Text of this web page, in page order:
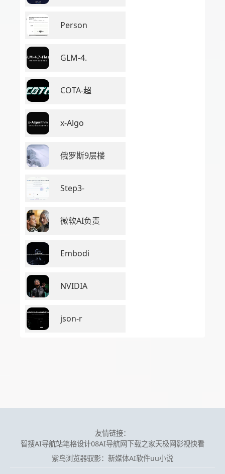
Person
GLM-4.
COTA-超
x-Algo
俄罗斯9层楼
Step3-
微软AI负责
Embodi
NVIDIA
json-r
友情链接：
智搜AI导航站笔格设计08AI导航网下载之家天极网影视快看
紫鸟浏览器驭影：新媒体AI软件uu小说